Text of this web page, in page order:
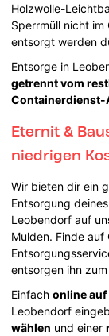
Holzwolle-
Sperrmüll nicht
entsorgt werden
Entsorge in
getrennt vom
Containerdienst-
Eternit &
niedrigen
Wir bieten dir ein
Entsorgung
Leobendorf auf
Mulden. Finde
entsorgen ihn
Einfachonline
Leobendorf
wählen und einer